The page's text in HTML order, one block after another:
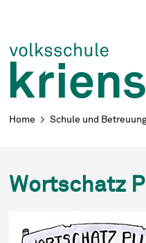
Breadcrumb
Home Schule und
Wortschatz